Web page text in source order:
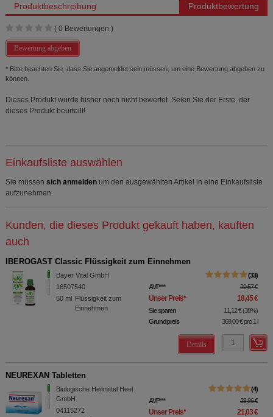
Produktbeschreibung Produktbewertung
( 0 Bewertungen )
Bewertung abgeben
* Bitte beachten Sie, dass Sie angemeldet sein müssen, um eine Bewertung abgeben zu
können.
Dieses Produkt wurde bisher noch nicht bewertet. Seien Sie der Erste, der
dieses Produkt beurteilt!
Einkaufsliste auswählen
Sie müssen sich anmelden um den ausgewählten Artikel in eine Einkaufsliste
aufzunehmen.
Kunden, die dieses Produkt gekauft haben, kauften
auch
IBEROGAST Classic Flüssigkeit zum Einnehmen
Bayer Vital GmbH
16507540
50 ml Flüssigkeit zum
Einnehmen
33
AVP*** 29,57 €
Unser Preis* 18,45 €
Sie sparen 11,12 € (38%)
Grundpreis
369,00 €pro 1 l
Details
NEUREXAN Tabletten
Biologische Heilmittel Heel
GmbH
04115272
4
AVP*** 28,86 €
Unser Preis* 21,03 €